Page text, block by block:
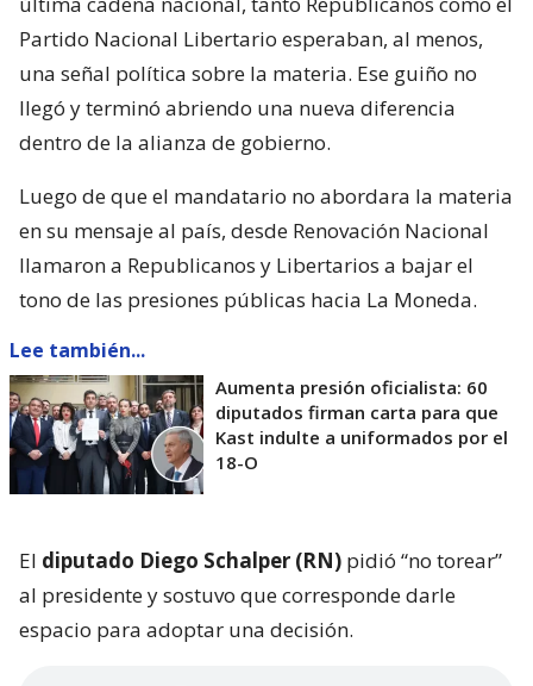
Partido Nacional Libertario esperaban, al menos,
una señal política sobre la materia. Ese guiño no
llegó y terminó abriendo una nueva diferencia
dentro de la alianza de gobierno.
Luego de que el mandatario no abordara la materia
en su mensaje al país, desde Renovación Nacional
llamaron a Republicanos y Libertarios a bajar el
tono de las presiones públicas hacia La Moneda.
Lee también...
Aumenta presión oficialista: 60
diputados firman carta para que
Kast indulte a uniformados por el
18-O
El diputado Diego Schalper (RN) pidió “no torear”
al presidente y sostuvo que corresponde darle
espacio para adoptar una decisión.